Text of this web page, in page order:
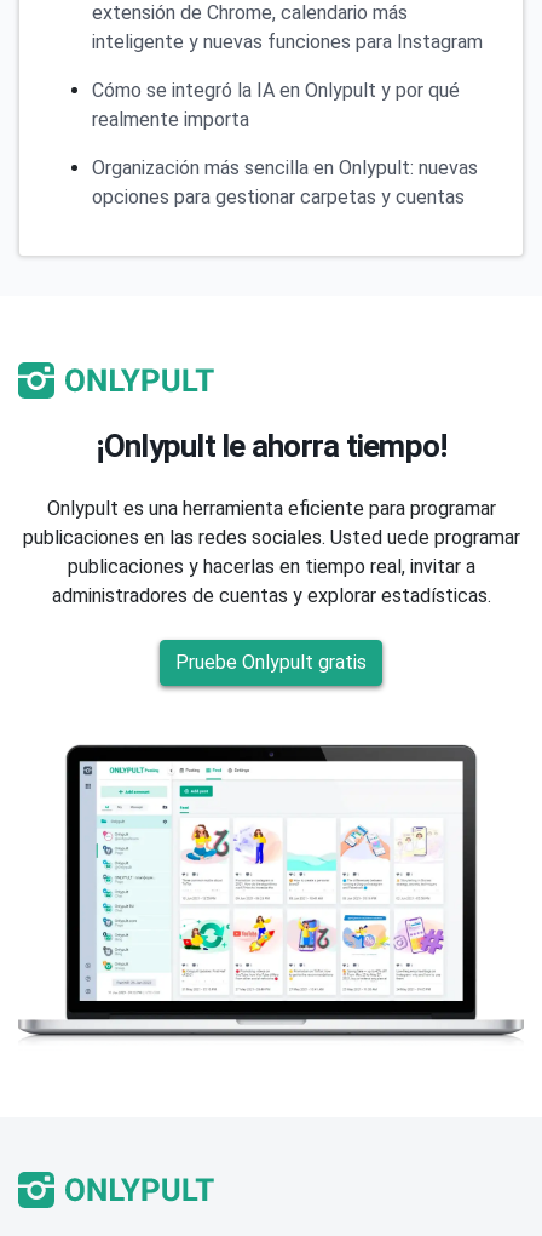
extensión de Chrome, calendario más
inteligente y nuevas funciones para Instagram
Cómo se integró la IA en Onlypult y por qué
realmente importa
Organización más sencilla en Onlypult: nuevas
opciones para gestionar carpetas y cuentas
¡Onlypult le ahorra tiempo!
Onlypult es una herramienta eficiente para programar
publicaciones en las redes sociales. Usted uede programar
publicaciones y hacerlas en tiempo real, invitar a
administradores de cuentas y explorar estadísticas.
Pruebe Onlypult gratis